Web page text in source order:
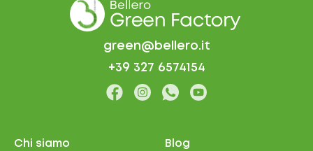
green@bellero.it
+39 327 6574154
Chi siamo
Blog